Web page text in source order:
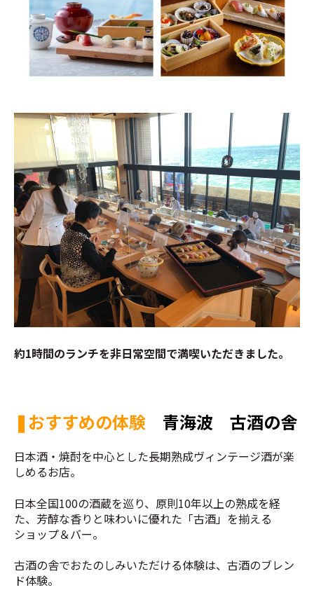
約1時間のランチを非日常空間で満喫いただきました。
❚おすすめの体験 青海波 古酒の舎
日本酒・焼酎を中心とした長期熟成ヴィンテージ酒が楽
しめるお店。
日本全国100の酒蔵を巡り、原則10年以上の熟成を経
た、芳醇な香りと味わいに優れた「古酒」を揃える
ショップ＆バー。
古酒の舎でおたのしみいただける体験は、古酒のブレン
ド体験。